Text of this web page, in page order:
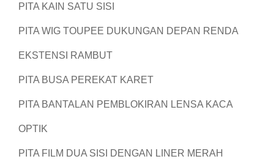
PITA KAIN SATU SISI
PITA WIG TOUPEE DUKUNGAN DEPAN RENDA
EKSTENSI RAMBUT
PITA BUSA PEREKAT KARET
PITA BANTALAN PEMBLOKIRAN LENSA KACA
OPTIK
PITA FILM DUA SISI DENGAN LINER MERAH